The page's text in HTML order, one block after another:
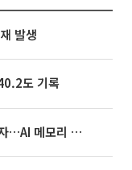
발생
도 기록
SK하이닉스, 용인·청주에 54조 투자…AI 메모리 생산기지 키운다